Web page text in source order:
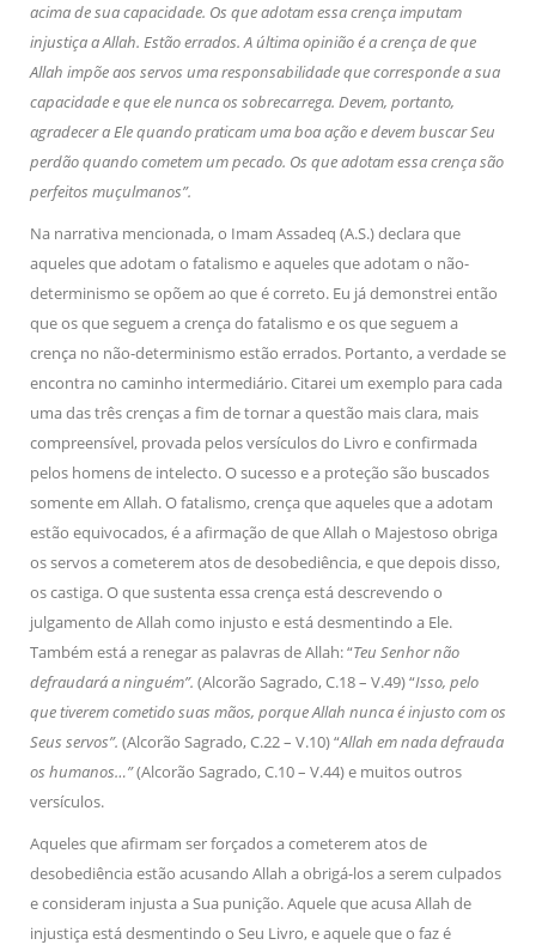
acima de sua capacidade. Os que adotam essa crença imputam
injustiça a Allah. Estão errados. A última opinião é a crença de que
Allah impõe aos servos uma responsabilidade que corresponde a sua
capacidade e que ele nunca os sobrecarrega. Devem, portanto,
agradecer a Ele quando praticam uma boa ação e devem buscar Seu
perdão quando cometem um pecado. Os que adotam essa crença são
perfeitos muçulmanos”.
Na narrativa mencionada, o Imam Assadeq (A.S.) declara que
aqueles que adotam o fatalismo e aqueles que adotam o não-
determinismo se opõem ao que é correto. Eu já demonstrei então
que os que seguem a crença do fatalismo e os que seguem a
crença no não-determinismo estão errados. Portanto, a verdade se
encontra no caminho intermediário. Citarei um exemplo para cada
uma das três crenças a fim de tornar a questão mais clara, mais
compreensível, provada pelos versículos do Livro e confirmada
pelos homens de intelecto. O sucesso e a proteção são buscados
somente em Allah. O fatalismo, crença que aqueles que a adotam
estão equivocados, é a afirmação de que Allah o Majestoso obriga
os servos a cometerem atos de desobediência, e que depois disso,
os castiga. O que sustenta essa crença está descrevendo o
julgamento de Allah como injusto e está desmentindo a Ele.
Também está a renegar as palavras de Allah: “Teu Senhor não
defraudará a ninguém”. (Alcorão Sagrado, C.18 – V.49) “Isso, pelo
que tiverem cometido suas mãos, porque Allah nunca é injusto com os
Seus servos”. (Alcorão Sagrado, C.22 – V.10) “Allah em nada defrauda
os humanos…”(Alcorão Sagrado, C.10 – V.44) e muitos outros
versículos.
Aqueles que afirmam ser forçados a cometerem atos de
desobediência estão acusando Allah a obrigá-los a serem culpados
e consideram injusta a Sua punição. Aquele que acusa Allah de
injustiça está desmentindo o Seu Livro, e aquele que o faz é